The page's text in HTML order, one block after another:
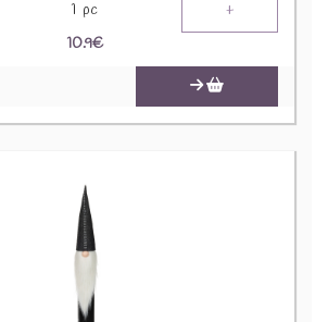
1 pc +
10.9€